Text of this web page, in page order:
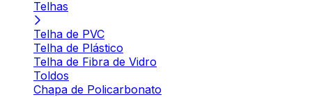
Telhas
Telha de PVC
Telha de Plástico
Telha de Fibra de Vidro
Toldos
Chapa de Policarbonato